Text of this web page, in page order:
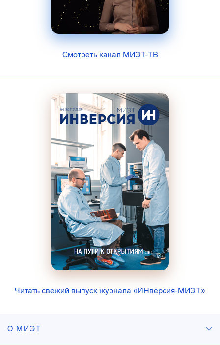
Смотреть канал МИЭТ-ТВ
Читать свежий выпуск журнала «ИНверсия-МИЭТ»
О МИЭТ